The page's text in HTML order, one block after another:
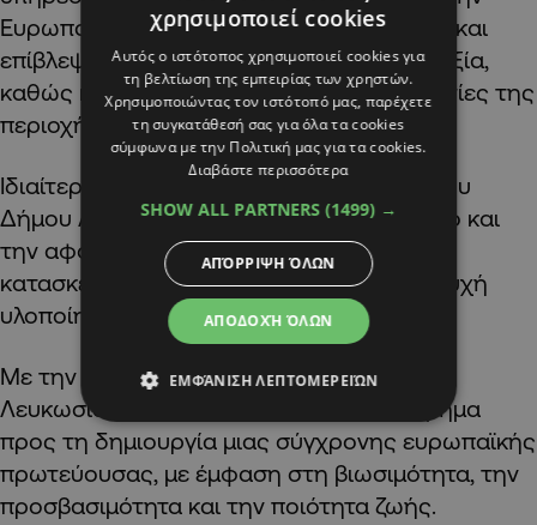
Ευρωπαϊκή Επιτροπή, την ομάδα μελέτης και
επίβλεψης, την κατασκευαστική κοινοπραξία,
καθώς και τους κατοίκους και επαγγελματίες της
περιοχής για τη συνεργασία τους.
Ιδιαίτερη μνεία έγινε στην ομάδα έργου του
Δήμου Λευκωσίας για τον επαγγελματισμό και
την αφοσίωσή της, καθώς και στην
κατασκευαστική κοινοπραξία για την επιτυχή
υλοποίηση του έργου.
Με την ολοκλήρωση του έργου, ο Δήμος
Λευκωσίας κάνει ακόμη ένα σημαντικό βήμα
προς τη δημιουργία μιας σύγχρονης ευρωπαϊκής
πρωτεύουσας, με έμφαση στη βιωσιμότητα, την
προσβασιμότητα και την ποιότητα ζωής.
χρησιμοποιεί cookies
Αυτός ο ιστότοπος χρησιμοποιεί cookies για
τη βελτίωση της εμπειρίας των χρηστών.
Χρησιμοποιώντας τον ιστότοπό μας, παρέχετε
τη συγκατάθεσή σας για όλα τα cookies
σύμφωνα με την Πολιτική μας για τα cookies.
Διαβάστε περισσότερα
SHOW ALL PARTNERS (1499) →
ΑΠΟΔΟΧΉ ΌΛΩΝ
ΑΠΌΡΡΙΨΗ ΌΛΩΝ
ΕΜΦΆΝΙΣΗ ΛΕΠΤΟΜΕΡΕΙΏΝ